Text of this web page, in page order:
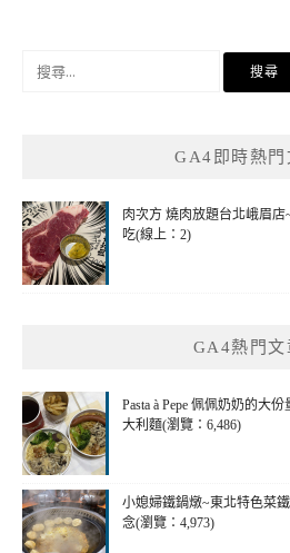
GA4即時熱門
肉次方 燒肉放題台北峨眉
吃(線上：2)
GA4熱門文
Pasta à Pepe 佩佩奶奶的大
大利麵(瀏覽：6,486)
小媳婦鐵鍋燉~東北特色菜
念(瀏覽：4,973)